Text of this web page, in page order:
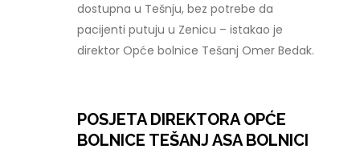
dostupna u Tešnju, bez potrebe da
pacijenti putuju u Zenicu – istakao je
direktor Opće bolnice Tešanj Omer Bedak.
POSJETA DIREKTORA OPĆE
BOLNICE TEŠANJ ASA BOLNICI